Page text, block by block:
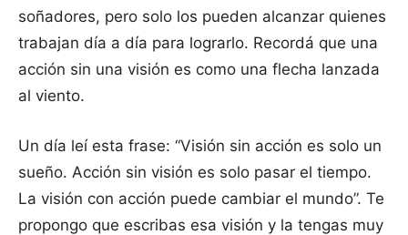
soñadores, pero solo los pueden alcanzar quienes
trabajan día a día para lograrlo. Recordá que una
acción sin una visión es como una flecha lanzada
al viento.
Un día leí esta frase: “Visión sin acción es solo un
sueño. Acción sin visión es solo pasar el tiempo.
La visión con acción puede cambiar el mundo”. Te
propongo que escribas esa visión y la tengas muy